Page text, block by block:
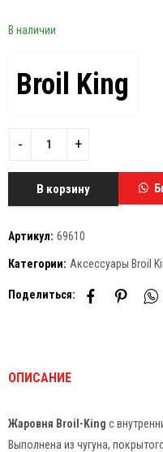
В наличии
Broil King
В корзину
Артикул: 69610
Категории: Аксессуары Broil
Поделиться:
ОПИСАНИЕ
Жаровня Broil-King с
Выполнена из чугуна,